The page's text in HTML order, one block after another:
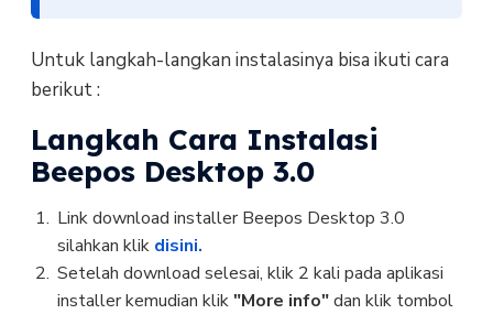
Untuk langkah-langkan instalasinya bisa ikuti cara
berikut :
Langkah Cara Instalasi
Beepos Desktop 3.0
Link download installer Beepos Desktop 3.0
silahkan klik disini.
Setelah download selesai, klik 2 kali pada aplikasi
installer kemudian klik"More info"dan klik tombol